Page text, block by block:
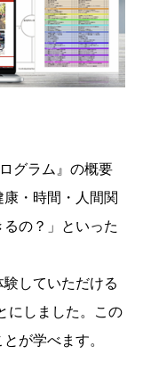
グラム』の概要
・時間・人間関
の？」といった
していただける
にしました。この
が学べます。